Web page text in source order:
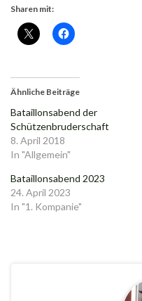
Sharen mit:
Ähnliche Beiträge
Bataillonsabend der
Schützenbruderschaft
8. April 2018
In "Allgemein"
Bataillonsabend 2023
24. April 2023
In "1. Kompanie"